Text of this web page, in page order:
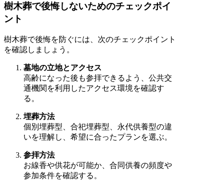
樹木葬で後悔しないためのチェックポイ
ント
樹木葬で後悔を防ぐには、次のチェックポイント
を確認しましょう。
墓地の立地とアクセス
高齢になった後も参拝できるよう、公共交
通機関を利用したアクセス環境を確認す
る。
埋葬方法
個別埋葬型、合祀埋葬型、永代供養型の違
いを理解し、希望に合ったプランを選ぶ。
参拝方法
お線香や供花が可能か、合同供養の頻度や
参加条件を確認する。